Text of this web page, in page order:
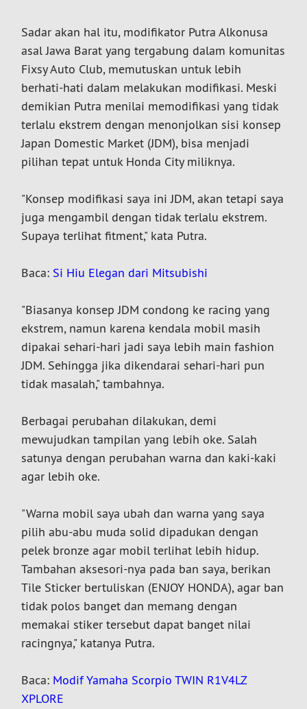
Sadar akan hal itu, modifikator Putra Alkonusa
asal Jawa Barat yang tergabung dalam komunitas
Fixsy Auto Club, memutuskan untuk lebih
berhati-hati dalam melakukan modifikasi. Meski
demikian Putra menilai memodifikasi yang tidak
terlalu ekstrem dengan menonjolkan sisi konsep
Japan Domestic Market (JDM), bisa menjadi
pilihan tepat untuk Honda City miliknya.
"Konsep modifikasi saya ini JDM, akan tetapi saya
juga mengambil dengan tidak terlalu ekstrem.
Supaya terlihat fitment," kata Putra.
Baca: Si Hiu Elegan dari Mitsubishi
"Biasanya konsep JDM condong ke racing yang
ekstrem, namun karena kendala mobil masih
dipakai sehari-hari jadi saya lebih main fashion
JDM. Sehingga jika dikendarai sehari-hari pun
tidak masalah," tambahnya.
Berbagai perubahan dilakukan, demi
mewujudkan tampilan yang lebih oke. Salah
satunya dengan perubahan warna dan kaki-kaki
agar lebih oke.
"Warna mobil saya ubah dan warna yang saya
pilih abu-abu muda solid dipadukan dengan
pelek bronze agar mobil terlihat lebih hidup.
Tambahan aksesori-nya pada ban saya, berikan
Tile Sticker bertuliskan (ENJOY HONDA), agar ban
tidak polos banget dan memang dengan
memakai stiker tersebut dapat banget nilai
racingnya," katanya Putra.
Baca: Modif Yamaha Scorpio TWIN R1V4LZ
XPLORE